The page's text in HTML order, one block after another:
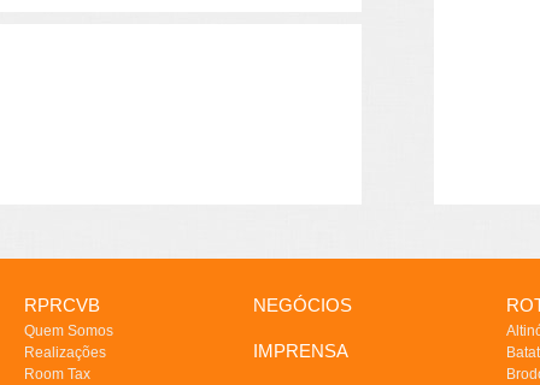
RPRCVB
Quem Somos
Realizações
Room Tax
NEGÓCIOS
IMPRENSA